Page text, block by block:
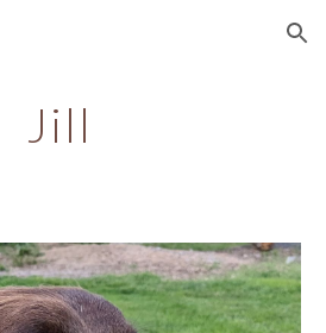
Skip to navigation
Jill